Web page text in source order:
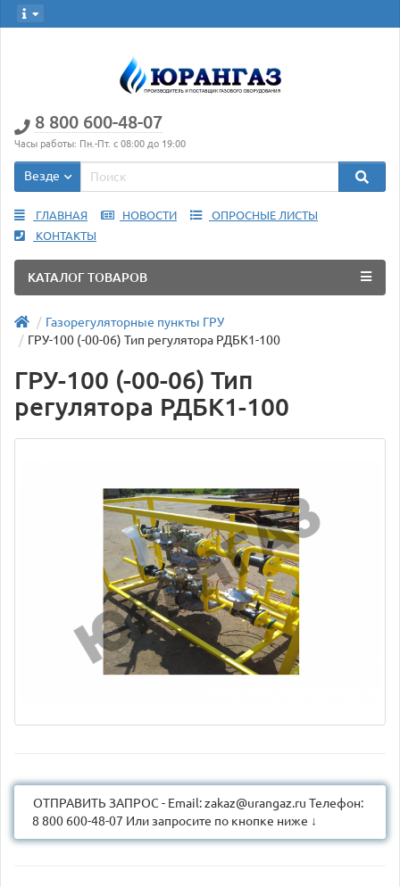
8 800 600-48-07
Часы работы: Пн.-Пт. с 08:00 до 19:00
Везде
ГЛАВНАЯ НОВОСТИ
ОПРОСНЫЕ ЛИСТЫ
КОНТАКТЫ
КАТАЛОГ ТОВАРОВ
Газорегуляторные пункты ГРУ
ГРУ-100 (-00-06) Тип регулятора РДБК1-100
ГРУ-100 (-00-06) Тип
регулятора РДБК1-100
ОТПРАВИТЬ ЗАПРОС - Email: zakaz@urangaz.ru Телефон:
8 800 600-48-07 Или запросите по кнопке ниже ↓